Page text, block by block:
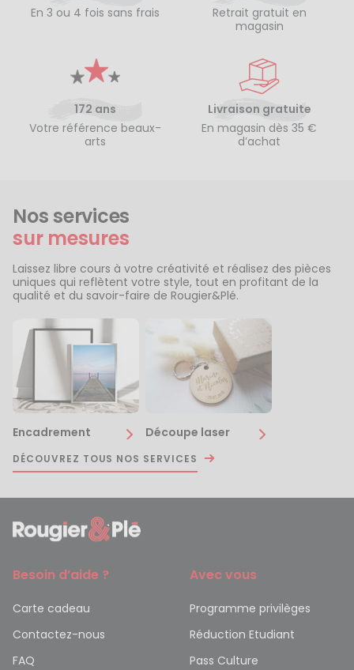
En 3 ou 4 fois sans frais
Retrait gratuit en
magasin
172 ans
Votre référence beaux-
arts
Livraison gratuite
En magasin dès 35 €
d’achat
Nos services
sur mesures
Laissez libre cours à votre créativité et réalisez des pièces
uniques qui reflètent votre style, tout en profitant de la
qualité et du savoir-faire de Rougier&Plé.
Encadrement Découpe laser
DÉCOUVREZ TOUS NOS SERVICES
Besoin d’aide ?
Carte cadeau
Contactez-nous
FAQ
Avec vous
Programme privilèges
Réduction Etudiant
Pass Culture